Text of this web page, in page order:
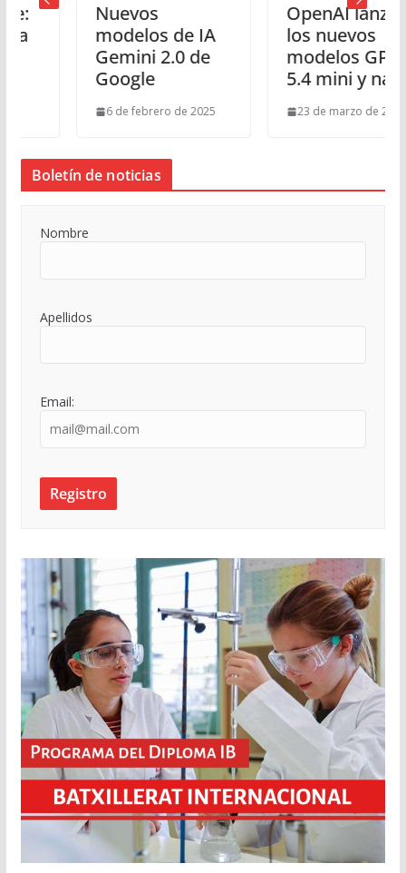
Nuevos
modelos de IA
Gemini 2.0 de
Google
6 de febrero de 2025
OpenAI lanza
los nuevos
modelos GPT-
5.4 mini y nano
23 de marzo de 2026
Boletín de noticias
Nombre
Apellidos
Email: